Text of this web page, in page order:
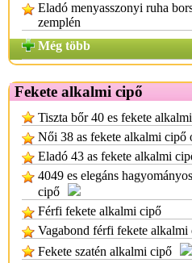
Eladó menyasszonyi ruha
zemplén
Még több
Fekete alkalmi cipő
Tiszta bőr 40 es fekete
Női 38 as fekete alkalmi cipő
Eladó 43 as fekete alkalmi
4049 es elegáns
cipő
Férfi fekete alkalmi cipő
Vagabond férfi fekete alkalmi
Fekete szatén alkalmi cipő